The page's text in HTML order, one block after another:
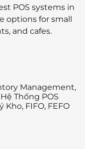
POS systems in
options for small
and cafes.
Management,
Thống POS
Kho, FIFO, FEFO